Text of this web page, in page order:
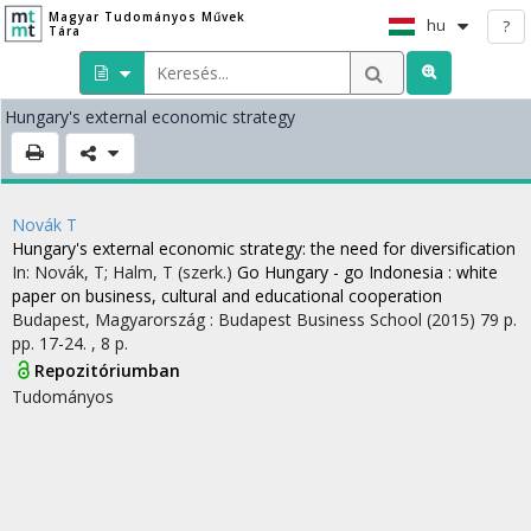
Magyar Tudományos Művek
Tára
hu ?
Hungary's external economic strategy
Novák T
Hungary's external economic strategy: the need for diversification
In: Novák, T; Halm, T (szerk.) Go Hungary - go Indonesia : white
paper on business, cultural and educational cooperation
Budapest, Magyarország : Budapest Business School (2015) 79 p.
pp. 17-24. , 8 p.
Repozitóriumban
Tudományos